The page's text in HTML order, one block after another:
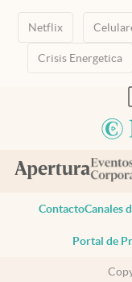
Netflix
Crisis Energetica
ContactoCanales
Portal de